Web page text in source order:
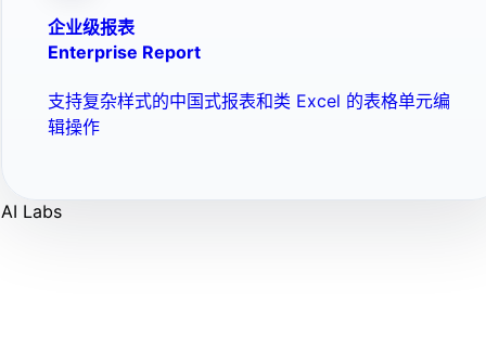
企业级报表
Enterprise Report
支持复杂样式的中国式报表和类 Excel 的表格单元编
辑操作
AI Labs